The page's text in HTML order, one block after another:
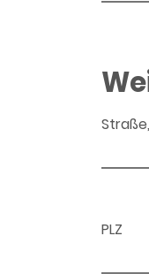
PLZ